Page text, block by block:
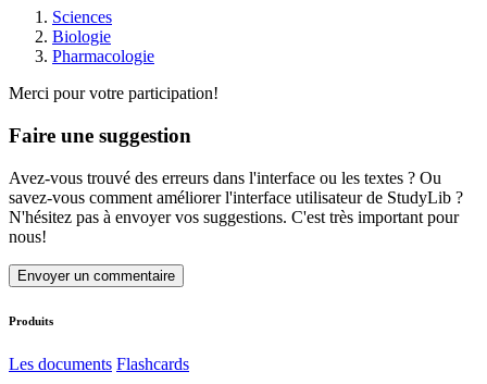
Sciences
Biologie
Pharmacologie
Merci pour votre participation!
Faire une suggestion
Avez-vous trouvé des erreurs dans l'interface ou les textes ? Ou
savez-vous comment améliorer l'interface utilisateur de StudyLib ?
N'hésitez pas à envoyer vos suggestions. C'est très important pour
nous!
Envoyer un commentaire
Produits
Les documents Flashcards